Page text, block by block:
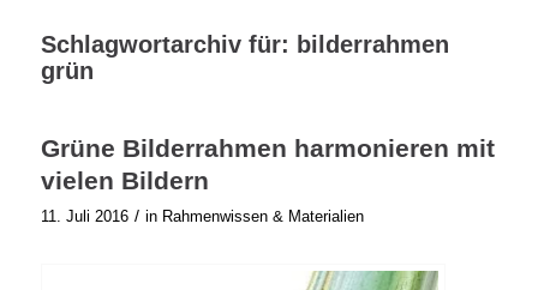
Schlagwortarchiv für: bilderrahmen
grün
Grüne Bilderrahmen harmonieren mit
vielen Bildern
11. Juli 2016 / in Rahmenwissen & Materialien